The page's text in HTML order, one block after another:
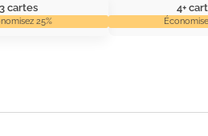
3 cartes
25%
4+